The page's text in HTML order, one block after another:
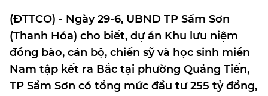
(ĐTTCO) - Ngày 29-6, UBND TP Sầm Sơn
(Thanh Hóa) cho biết, dự án Khu lưu niệm
đồng bào, cán bộ, chiến sỹ và học sinh miền
Nam tập kết ra Bắc tại phường Quảng Tiến,
TP Sầm Sơn có tổng mức đầu tư 255 tỷ đồng,